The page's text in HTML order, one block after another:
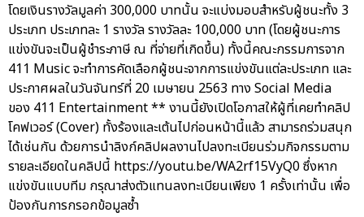
โดยเงินรางวัลมูลค่า 300,000 บาทนั้น จะแบ่งมอบสำหรับผู้ชนะทั้ง 3
ประเภท ประเภทละ 1 รางวัล รางวัลละ 100,000 บาท (โดยผู้ชนะการ
แข่งขันจะเป็นผู้ชำระภาษี ณ ที่จ่ายที่เกิดขึ้น) ทั้งนี้คณะกรรมการจาก
411 Music จะทำการคัดเลือกผู้ชนะจากการแข่งขันแต่ละประเภท และ
ประกาศผลในวันจันทร์ที่ 20 เมษายน 2563 ทาง Social Media
ของ 411 Entertainment ** งานนี้ยังเปิดโอกาสให้ผู้ที่เคยทำคลิป
โคฟเวอร์ (Cover) ทั้งร้องและเต้นไปก่อนหน้านี้แล้ว สามารถร่วมสนุก
ได้เช่นกัน ด้วยการนำลิงก์คลิปผลงานไปลงทะเบียนร่วมกิจกรรมตาม
รายละเอียดในคลิปนี้ https://youtu.be/WA2rf15VyQ0 ซึ่งหาก
แข่งขันแบบทีม กรุณาส่งตัวแทนลงทะเบียนเพียง 1 ครั้งเท่านั้น เพื่อ
ป้องกันการกรอกข้อมูลซ้ำ